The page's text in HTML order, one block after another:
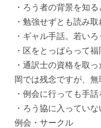
・ろう者の背景を知る
・勉強せずとも読み取
・ギャル手話。若い
・区をとっぱらって
・通訳士の資格を取
岡では残念ですが、無
・例会に行っても手話
・ろう協に入ってい
例会・サークル